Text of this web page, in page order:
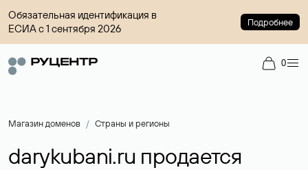
Обязательная идентификация в
ЕСИА с 1 сентября 2026
Подробнее
0
Магазин доменов Страны и регионы
darykubani.ru продается